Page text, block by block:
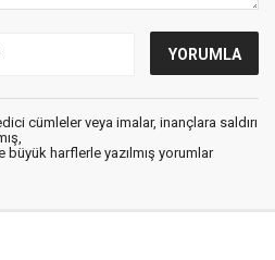
cümleler veya imalar, inançlara saldırı
büyük harflerle yazılmış yorumlar